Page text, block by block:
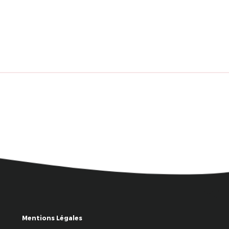
Mentions Légales